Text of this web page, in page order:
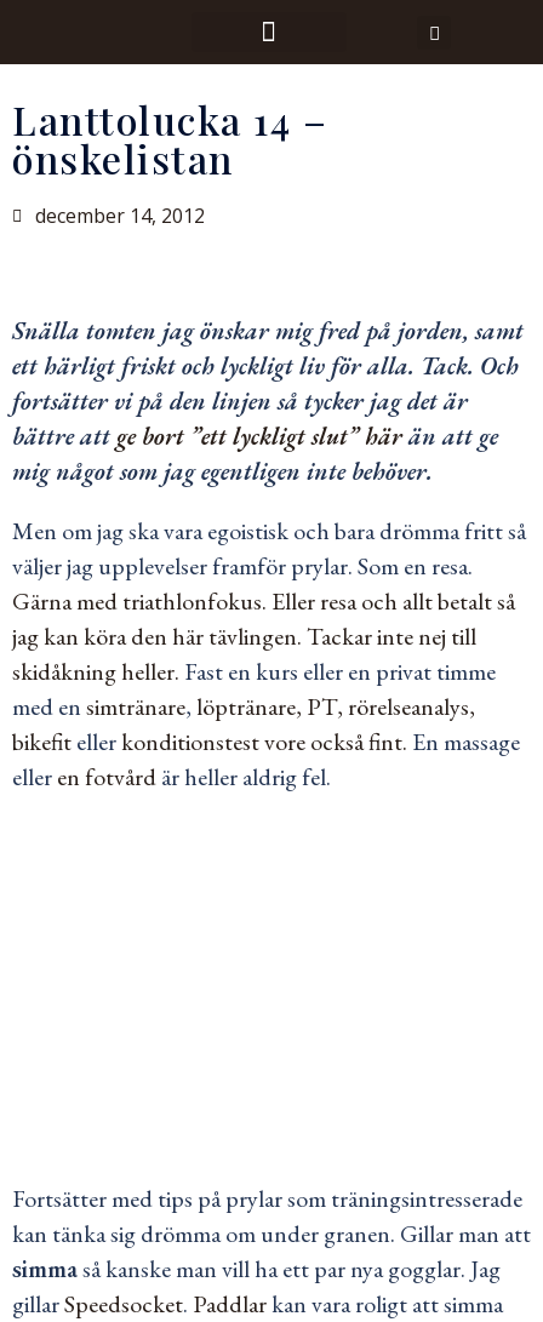
Lanttolucka 14 –
önskelistan
december 14, 2012
Snälla tomten jag önskar mig fred på jorden, samt
ett härligt friskt och lyckligt liv för alla. Tack. Och
fortsätter vi på den linjen så tycker jag det är
bättre attge bort ”ett lyckligt slut” härän att ge
mig något som jag egentligen inte behöver.
Men om jag ska vara egoistisk och bara drömma fritt så
väljer jag upplevelser framför prylar. Som en resa.
Gärna med triathlonfokus. Eller resa och allt betalt så
jag kan köra den här tävlingen.Tackar inte nej till
skidåkning heller. Fast en kurs eller en privat timme
med ensimtränare, löptränare, PT, rörelseanalys,
bikefitellerkonditionstest vore också fint. En massage
elleren fotvårdär heller aldrig fel.
Fortsätter med tips på prylar som träningsintresserade
kan tänka sig drömma om under granen. Gillar man att
simmaså kanske man vill ha ett par nya gogglar. Jag
gillarSpeedsocket. Paddlarkan vara roligt att simma